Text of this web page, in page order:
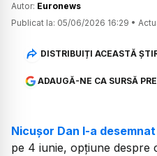
Autor: Euronews
Publicat la: 05/06/2026 16:29 •
DISTRIBUIȚI ACEASTĂ
ADAUGĂ-NE CA SURSĂ
Nicușor Dan l-a
pe 4 iunie, opțiune despre